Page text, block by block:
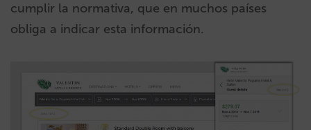
cumplir la normativa, que en muchos países
obliga a indicar esta información.